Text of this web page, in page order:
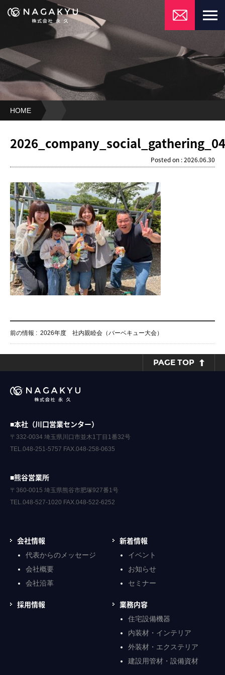
HOME
2026_company_social_gathering_04
Posted on : 2026.06.30
前の情報 : 2026年度 社内親睦会（バーベキュー大会）
PAGE TOP
■本社（川口営業センター）
〒332-0034 埼玉県川口市並木1丁目1番32号
TEL.048-251-5757 FAX.048-258-0635
■熊谷営業所
〒360-0015 埼玉県熊谷市肥塚927番1号
TEL.048-527-1020 FAX.048-522-6252
会社情報
代表からのメッセージ
会社概要
会社沿革
新着情報
イベント
お知らせ
セミナー
採用情報 業務内容
住宅設備機器
内装材・インテリア
外装材・エクステリア
建設用管材・設備資材